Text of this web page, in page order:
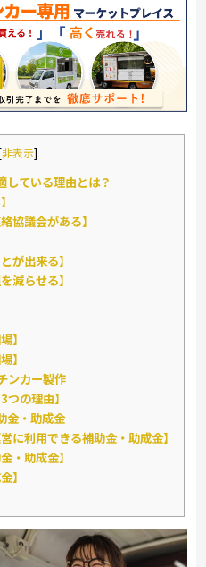
非表示]
している理由とは？
協議会がある】
が出来る】
減らせる】
】
】
ンカー製作
つの理由】
金・助成金
に利用できる補助金・助成金】
・助成金】
】